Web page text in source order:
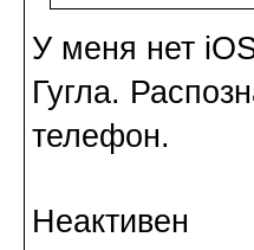
У меня нет
Гугла.
телефон.
Неактивен